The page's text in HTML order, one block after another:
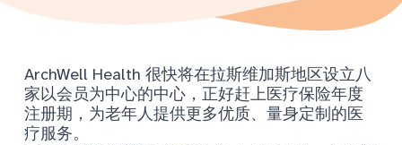
ArchWell Health 很快将在拉斯维加斯地区设立八
家以会员为中心的中心，正好赶上医疗保险年度
注册期，为老年人提供更多优质、量身定制的医
疗服务。